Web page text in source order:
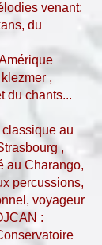
venant:
du
,
du chants...
au
,
au Charango,
percussions,
voyageur
: